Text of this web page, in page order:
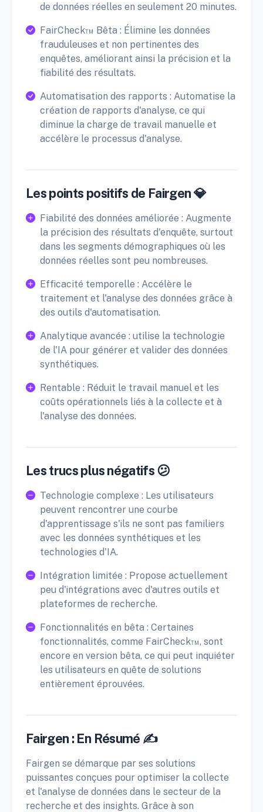
de données réelles en seulement 20 minutes.
FairCheck™ Bêta : Élimine les données
frauduleuses et non pertinentes des
enquêtes, améliorant ainsi la précision et la
fiabilité des résultats.
Automatisation des rapports : Automatise la
création de rapports d'analyse, ce qui
diminue la charge de travail manuelle et
accélère le processus d'analyse.
Les points positifs de Fairgen 💎
Fiabilité des données améliorée : Augmente
la précision des résultats d'enquête, surtout
dans les segments démographiques où les
données réelles sont peu nombreuses.
Efficacité temporelle : Accélère le
traitement et l'analyse des données grâce à
des outils d'automatisation.
Analytique avancée : utilise la technologie
de l'IA pour générer et valider des données
synthétiques.
Rentable : Réduit le travail manuel et les
coûts opérationnels liés à la collecte et à
l'analyse des données.
Les trucs plus négatifs 😕
Technologie complexe : Les utilisateurs
peuvent rencontrer une courbe
d'apprentissage s'ils ne sont pas familiers
avec les données synthétiques et les
technologies d'IA.
Intégration limitée : Propose actuellement
peu d'intégrations avec d'autres outils et
plateformes de recherche.
Fonctionnalités en bêta : Certaines
fonctionnalités, comme FairCheck™, sont
encore en version bêta, ce qui peut inquiéter
les utilisateurs en quête de solutions
entièrement éprouvées.
Fairgen : En Résumé ✍️
Fairgen se démarque par ses solutions
puissantes conçues pour optimiser la collecte
et l'analyse de données dans le secteur de la
recherche et des insights. Grâce à son